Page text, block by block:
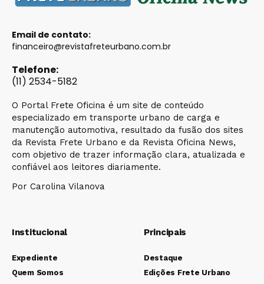
Email de contato:
financeiro@revistafreteurbano.com.br
Telefone:
(11) 2534-5182
O Portal Frete Oficina é um site de conteúdo
especializado em transporte urbano de carga e
manutenção automotiva, resultado da fusão dos sites
da Revista Frete Urbano e da Revista Oficina News,
com objetivo de trazer informação clara, atualizada e
confiável aos leitores diariamente.
Por Carolina Vilanova
Institucional
Expediente
Quem Somos
Principais
Destaque
Edições Frete Urbano